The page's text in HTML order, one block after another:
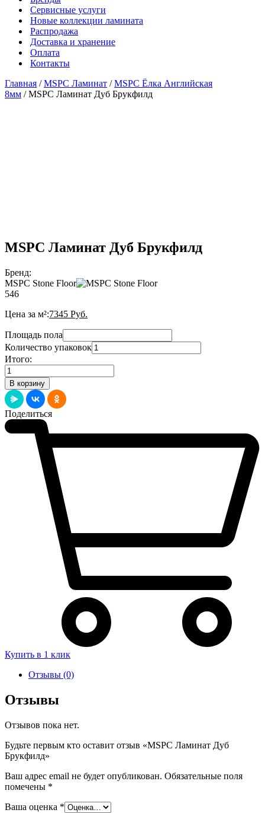
Сервисные услуги
Новые коллекции ламината
Распродажа
Доставка и хранение
Оплата
Контакты
Главная /MSPC Ламинат /MSPC Ёлка Английская
8мм / MSPC Ламинат Дуб Брукфилд
MSPC Ламинат Дуб Брукфилд
Бренд:
MSPC Stone Floor
546
Цена за м²:7345 Руб.
Площадь пола
Количество упаковок
Итого:
Количество
товара
MSPC
Ламинат
Дуб
Брукфилд
В корзину
Поделиться
Купить в 1 клик
Отзывы (0)
Отзывы
Отзывов пока нет.
Будьте первым кто оставит отзыв «MSPC Ламинат Дуб
Брукфилд»
Ваш адрес email не будет опубликован. Обязательные поля
помечены *
Ваша оценка *